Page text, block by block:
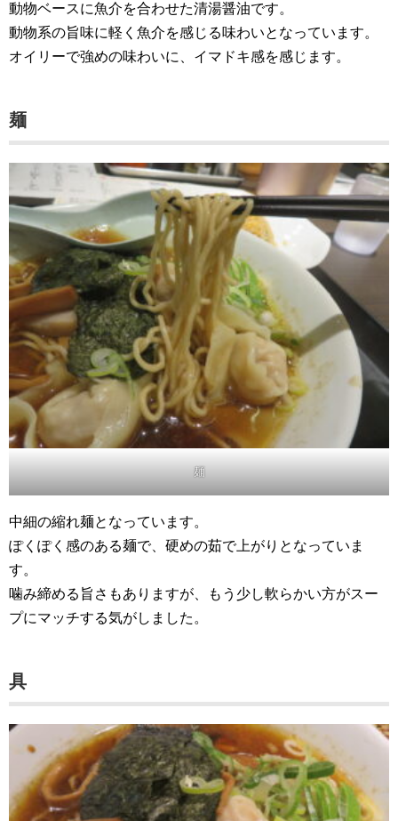
動物ベースに魚介を合わせた清湯醤油です。
動物系の旨味に軽く魚介を感じる味わいとなっています。
オイリーで強めの味わいに、イマドキ感を感じます。
麺
麺
中細の縮れ麺となっています。
ぽくぽく感のある麺で、硬めの茹で上がりとなっていま
す。
噛み締める旨さもありますが、もう少し軟らかい方がスー
プにマッチする気がしました。
具